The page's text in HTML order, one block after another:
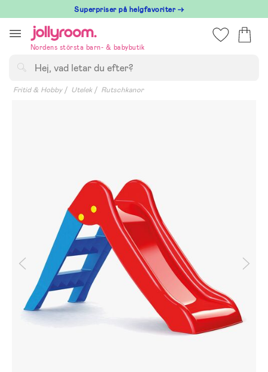
till
innehållet
Superpriser på helgfavoriter →
Nordens största barn- & babybutik
Fritid & Hobby Utelek Rutschkanor